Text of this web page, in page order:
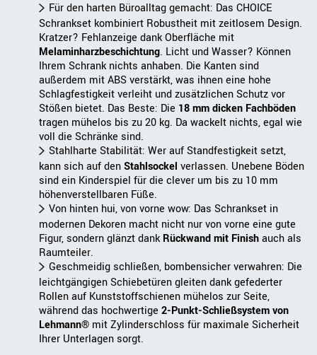
Für den harten Büroalltag gemacht: Das CHOICE
Schrankset kombiniert Robustheit mit zeitlosem Design.
Kratzer? Fehlanzeige dank Oberfläche mit
Melaminharzbeschichtung. Licht und Wasser? Können
Ihrem Schrank nichts anhaben. Die Kanten sind
außerdem mit ABS verstärkt, was ihnen eine hohe
Schlagfestigkeit verleiht und zusätzlichen Schutz vor
Stößen bietet. Das Beste: Die 18 mm dicken Fachböden
tragen mühelos bis zu 20 kg. Da wackelt nichts, egal wie
voll die Schränke sind.
Stahlharte Stabilität: Wer auf Standfestigkeit setzt,
kann sich auf denStahlsockel verlassen. Unebene Böden
sind ein Kinderspiel für die clever um bis zu 10 mm
höhenverstellbaren Füße.
Von hinten hui, von vorne wow: Das Schrankset in
modernen Dekoren macht nicht nur von vorne eine gute
Figur, sondern glänzt dankRückwand mit Finishauch als
Raumteiler.
Geschmeidig schließen, bombensicher verwahren: Die
leichtgängigen Schiebetüren gleiten dank gefederter
Rollen auf Kunststoffschienen mühelos zur Seite,
während das hochwertige 2-Punkt-Schließsystem von
Lehmann® mit Zylinderschloss für maximale Sicherheit
Ihrer Unterlagen sorgt.